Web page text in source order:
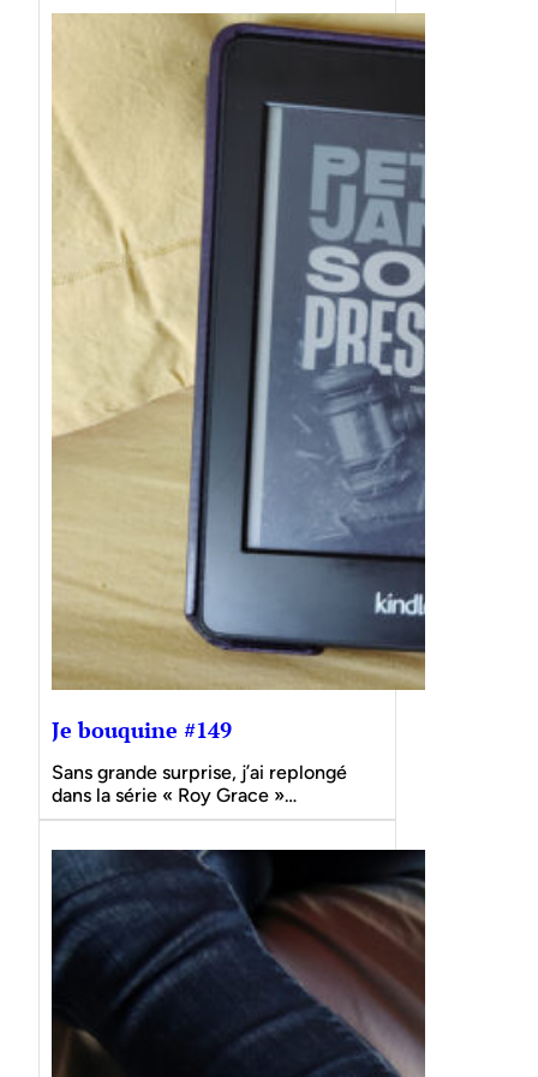
Je bouquine #149
Sans grande surprise, j’ai replongé
dans la série « Roy Grace »…